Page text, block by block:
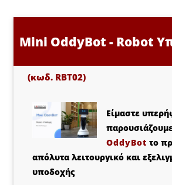
Mini OddyBot - Robot
(κωδ. RBT02)
Είμαστε
OddyBot το
απόλυτα λειτουργικό και
υποδοχής